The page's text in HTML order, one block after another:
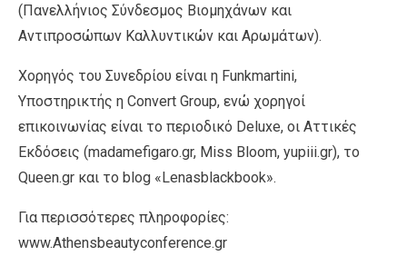
(Πανελλήνιος Σύνδεσμος Βιομηχάνων και
Αντιπροσώπων Καλλυντικών και Αρωμάτων).
Χορηγός του Συνεδρίου είναι η Funkmartini,
Υποστηρικτής η Convert Group, ενώ χορηγoί
επικοινωνίας είναι το περιοδικό Deluxe, οι Αττικές
Εκδόσεις (madamefigaro.gr, Miss Bloom, yupiii.gr), το
Queen.gr και το blοg «Lenasblackbook».
Για περισσότερες πληροφορίες:
www.Athensbeautyconference.gr